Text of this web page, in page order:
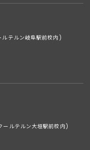
テルン岐阜駅前校内)
ルテルン大垣駅前校内)